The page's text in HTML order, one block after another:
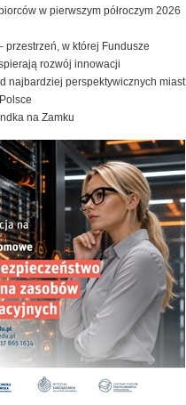
w pierwszym półroczym 2026
przestrzeń, w której Fundusze
rozwój innowacji
najbardziej perspektywicznych miast
na Zamku